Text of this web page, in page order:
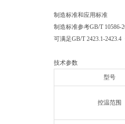
制造标准和应用标准
制造标准参考GB/T
可满足GB/T 2423.1-
技术参数
型号
控温范围